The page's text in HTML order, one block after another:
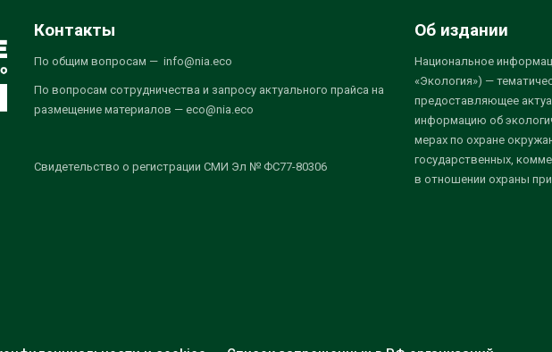
Контакты
По общим вопросам — info@nia.eco
По вопросам сотрудничества и запросу актуального прайса на
размещение материалов — eco@nia.eco
Свидетельство о регистрации СМИ Эл № ФС77-80306
Об издании
Национальное
«Экология») —
предоставляющее
информацию об
мерах по охране
государственных,
в отношении охраны